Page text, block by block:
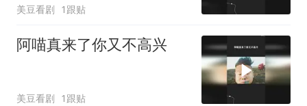
美豆看剧 1跟贴
阿喵真来了你又不高兴
美豆看剧 1跟贴